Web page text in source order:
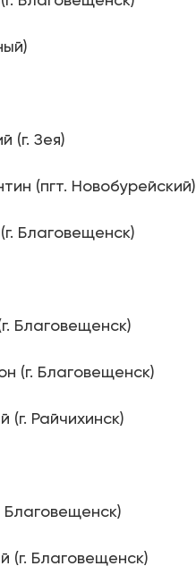
(г. Зея)
(пгт. Новобурейский)
Благовещенск)
Благовещенск)
(г. Благовещенск)
(г. Райчихинск)
Благовещенск)
(г. Благовещенск)